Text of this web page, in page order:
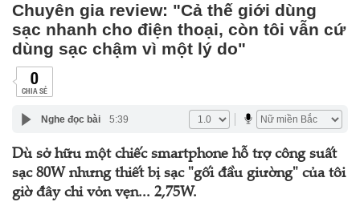
Chuyên gia review: "Cả thế giới dùng
sạc nhanh cho điện thoại, còn tôi vẫn cứ
dùng sạc chậm vì một lý do"
0
CHIA SẺ
Nghe đọc bài 5:39
Dù sở hữu một chiếc smartphone hỗ trợ công suất
sạc 80W nhưng thiết bị sạc "gối đầu giường" của tôi
giờ đây chỉ vỏn vẹn... 2,75W.